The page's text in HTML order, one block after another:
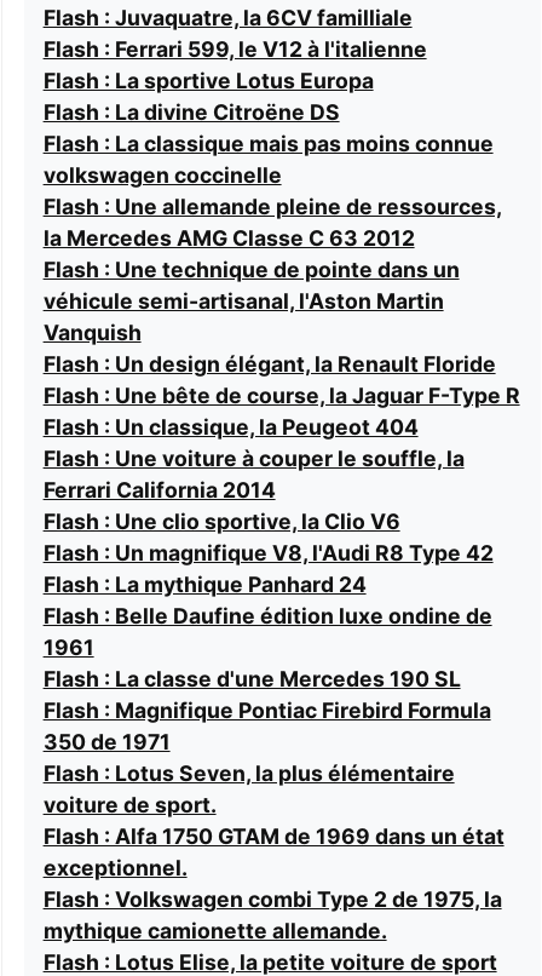
Flash : Juvaquatre, la 6CV familliale
Flash : Ferrari 599, le V12 à l'italienne
Flash : La sportive Lotus Europa
Flash : La divine Citroëne DS
Flash : La classique mais pas moins connue
volkswagen coccinelle
Flash : Une allemande pleine de ressources,
la Mercedes AMG Classe C 63 2012
Flash : Une technique de pointe dans un
véhicule semi-artisanal, l'Aston Martin
Vanquish
Flash : Un design élégant, la Renault Floride
Flash : Une bête de course, la Jaguar F-Type R
Flash : Un classique, la Peugeot 404
Flash : Une voiture à couper le souffle, la
Ferrari California 2014
Flash : Une clio sportive, la Clio V6
Flash : Un magnifique V8, l'Audi R8 Type 42
Flash : La mythique Panhard 24
Flash : Belle Daufine édition luxe ondine de
1961
Flash : La classe d'une Mercedes 190 SL
Flash : Magnifique Pontiac Firebird Formula
350 de 1971
Flash : Lotus Seven, la plus élémentaire
voiture de sport.
Flash : Alfa 1750 GTAM de 1969 dans un état
exceptionnel.
Flash : Volkswagen combi Type 2 de 1975, la
mythique camionette allemande.
Flash : Lotus Elise, la petite voiture de sport